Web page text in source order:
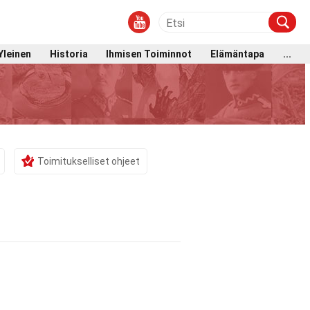
Historia Ihmisen Toiminnot Elämäntapa ...
Toimitukselliset ohjeet